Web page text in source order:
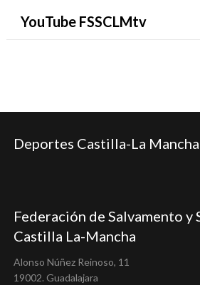
YouTube FSSCLMtv
Deportes Castilla-La Mancha
Federación de Salvamento y
Castilla La-Mancha
Alonso Núñez Reinoso, 11
19002. Guadalajara